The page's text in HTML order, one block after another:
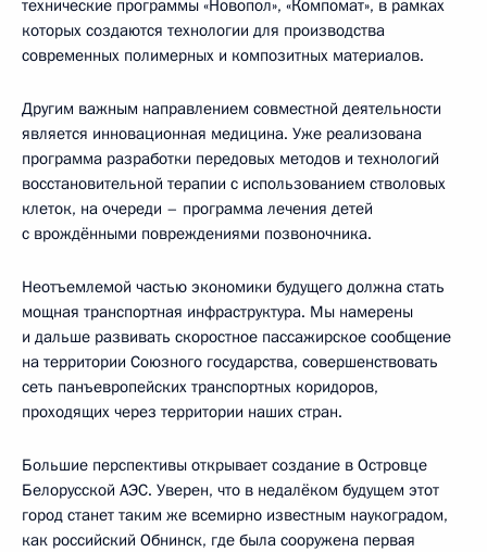
технические программы «Новопол», «Компомат», в рамках
которых создаются технологии для производства
современных полимерных и композитных материалов.
Другим важным направлением совместной деятельности
является инновационная медицина. Уже реализована
программа разработки передовых методов и технологий
восстановительной терапии с использованием стволовых
клеток, на очереди – программа лечения детей
с врождёнными повреждениями позвоночника.
Неотъемлемой частью экономики будущего должна стать
мощная транспортная инфраструктура. Мы намерены
и дальше развивать скоростное пассажирское сообщение
на территории Союзного государства, совершенствовать
сеть панъевропейских транспортных коридоров,
проходящих через территории наших стран.
Большие перспективы открывает создание в Островце
Белорусской АЭС. Уверен, что в недалёком будущем этот
город станет таким же всемирно известным наукоградом,
как российский Обнинск, где была сооружена первая